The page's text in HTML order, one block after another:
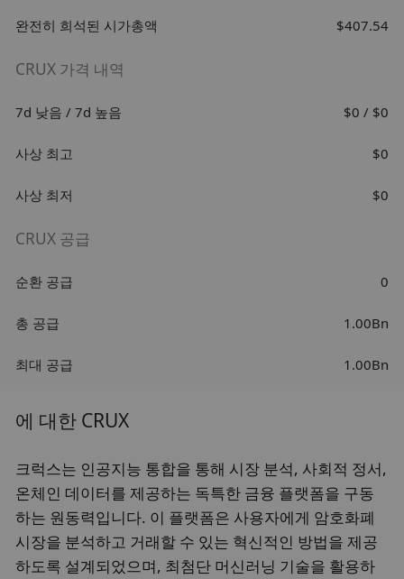
완전히 희석된 시가총액 $407.54
CRUX 가격 내역
7d 낮음 / 7d 높음 $0 / $0
사상 최고 $0
사상 최저 $0
CRUX 공급
순환 공급 0
총 공급 1.00Bn
최대 공급 1.00Bn
에 대한 CRUX
크럭스는 인공지능 통합을 통해 시장 분석, 사회적 정서,
온체인 데이터를 제공하는 독특한 금융 플랫폼을 구동
하는 원동력입니다. 이 플랫폼은 사용자에게 암호화폐
시장을 분석하고 거래할 수 있는 혁신적인 방법을 제공
하도록 설계되었으며, 최첨단 머신러닝 기술을 활용하